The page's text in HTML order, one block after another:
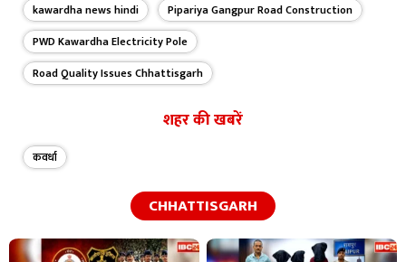
kawardha news hindi
Pipariya Gangpur Road Construction
PWD Kawardha Electricity Pole
Road Quality Issues Chhattisgarh
शहर की खबरें
कवर्धा
CHHATTISGARH